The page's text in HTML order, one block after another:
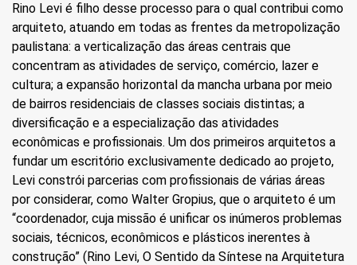
Rino Levi é filho desse processo para o qual contribui como
arquiteto, atuando em todas as frentes da metropolização
paulistana: a verticalização das áreas centrais que
concentram as atividades de serviço, comércio, lazer e
cultura; a expansão horizontal da mancha urbana por meio
de bairros residenciais de classes sociais distintas; a
diversificação e a especialização das atividades
econômicas e profissionais. Um dos primeiros arquitetos a
fundar um escritório exclusivamente dedicado ao projeto,
Levi constrói parcerias com profissionais de várias áreas
por considerar, como Walter Gropius, que o arquiteto é um
“coordenador, cuja missão é unificar os inúmeros problemas
sociais, técnicos, econômicos e plásticos inerentes à
construção” (Rino Levi, O Sentido da Síntese na Arquitetura